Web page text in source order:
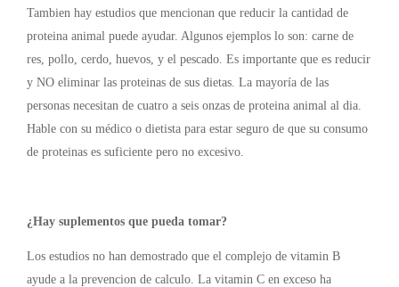
Tambien hay estudios que mencionan que reducir la cantidad de
proteina animal puede ayudar. Algunos ejemplos lo son: carne de
res, pollo, cerdo, huevos, y el pescado. Es importante que es reducir
y NO eliminar las proteinas de sus dietas. La mayoría de las
personas necesitan de cuatro a seis onzas de proteina animal al dia.
Hable con su médico o dietista para estar seguro de que su consumo
de proteinas es suficiente pero no excesivo.
¿Hay suplementos que pueda tomar?
Los estudios no han demostrado que el complejo de vitamin B
ayude a la prevencion de calculo. La vitamin C en exceso ha